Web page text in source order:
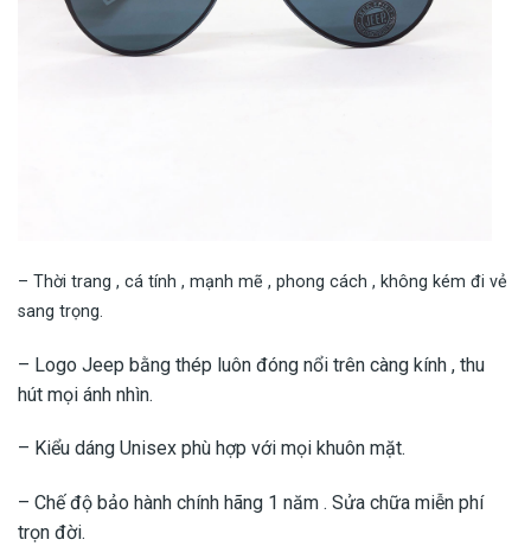
– Thời trang , cá tính , mạnh mẽ , phong cách , không kém đi vẻ
sang trọng.
– Logo Jeep bằng thép luôn đóng nổi trên càng kính , thu
hút mọi ánh nhìn.
– Kiểu dáng Unisex phù hợp với mọi khuôn mặt.
– Chế độ bảo hành chính hãng 1 năm . Sửa chữa miễn phí
trọn đời.